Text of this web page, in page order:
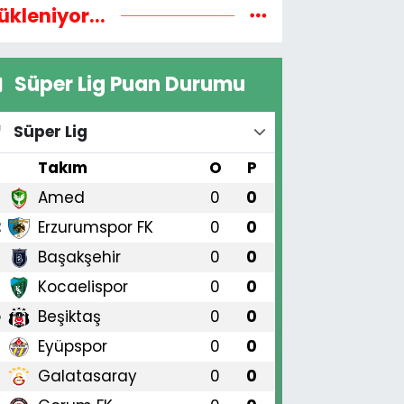
Süper Lig Puan Durumu
Süper Lig
Takım O P
Amed 0 0
Erzurumspor FK 0 0
Başakşehir 0 0
Kocaelispor 0 0
Beşiktaş 0 0
Eyüpspor 0 0
Galatasaray 0 0